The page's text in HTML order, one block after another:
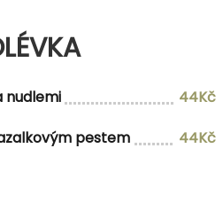
nudlemi
44Kč
pestem
44Kč